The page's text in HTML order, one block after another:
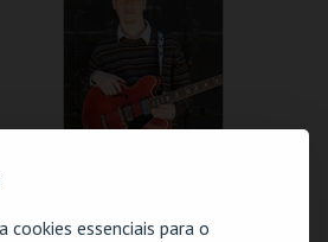
essenciais para o
MAIS INFO
COMPRAR
ROSENWINKEL